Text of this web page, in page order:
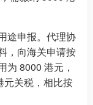
途申报。代理协
，向海关申请按
为 8000 港元，
元关税，相比按